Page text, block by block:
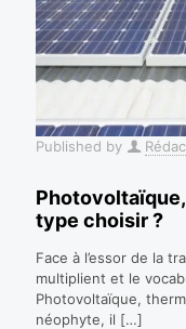
Published by
type choisir ?
Face à l’essor de la
multiplient et le
Photovoltaïque,
néophyte, il […]